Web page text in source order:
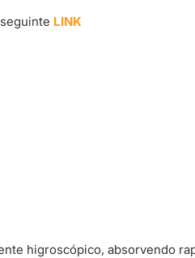
LINK
higroscópico, absorvendo